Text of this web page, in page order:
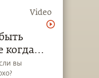
Video
когда
вы